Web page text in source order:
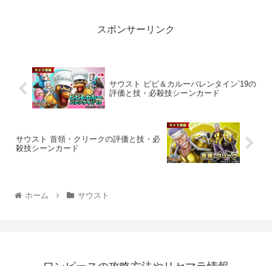
スポンサーリンク
サウスト ビビ＆カルーバレンタイン’19の
評価と技・必殺技シーンカード
サウスト 首領・クリークの評価と技・必
殺技シーンカード
ホーム サウスト